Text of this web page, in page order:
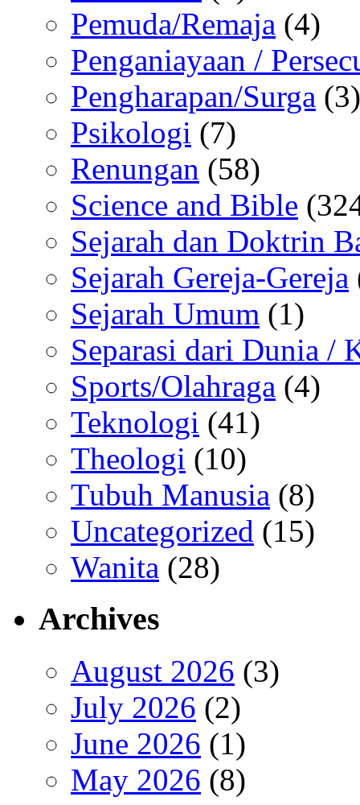
Pemuda/Remaja (4)
Penganiayaan /
Pengharapan/Surga (3)
Psikologi (7)
Renungan (58)
Science and Bible
Sejarah dan Doktrin
Sejarah Gereja-Gereja
Sejarah Umum (1)
Separasi dari Dunia /
Sports/Olahraga (4)
Teknologi (41)
Theologi (10)
Tubuh Manusia (8)
Uncategorized (15)
Wanita (28)
Archives
August 2026 (3)
July 2026 (2)
June 2026 (1)
May 2026 (8)